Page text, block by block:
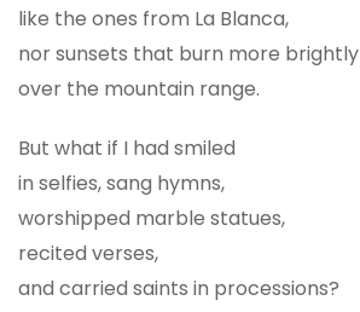
like the ones from La Blanca,
nor sunsets that burn more brightly
over the mountain range.
But what if I had smiled
in selfies, sang hymns,
worshipped marble statues,
recited verses,
and carried saints in processions?